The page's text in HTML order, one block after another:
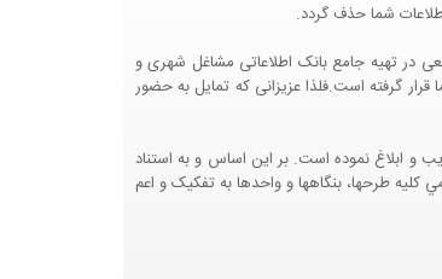
شما حذف گردد.
فرهنگ بازاریابی و کمک به جامعه بازاریابی و اقتصاد کشور عزیزمان این وب سایت را راه اندازی نموده و با تلاش و کوشش 4 ساله سعی در تهیه جامع بانک اطلاعاتی مشاغل شهری و
گرفته است.فلذا عزیزانی که تمایل به حضور
شماره 99517/ت49016 ه مورخ 01/09/1393، آيين نامه اجرايي قانون انتشار و دسترسي آزاد به اطلاعات مصوب سال 1388 را تصويب و ابلاغ نموده است. بر اين اساس و به استناد
مبني بر اينکه اطلاعات عمومي کليه طرحها، بنگاهها و واحدها به تفکيک و اعم